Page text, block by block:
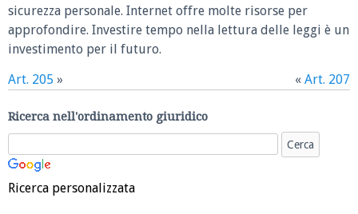
sicurezza personale. Internet offre molte risorse per
approfondire. Investire tempo nella lettura delle leggi è un
investimento per il futuro.
Art. 205 » « Art. 207
Ricerca nell'ordinamento giuridico
Ricerca personalizzata